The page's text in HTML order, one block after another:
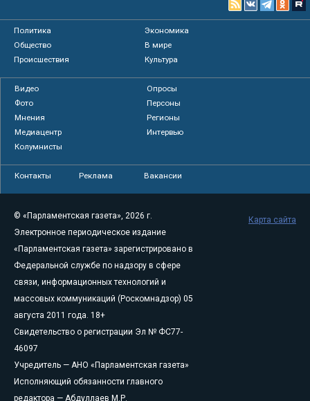
Политика
Экономика
Общество
В мире
Происшествия
Культура
Видео
Опросы
Фото
Персоны
Мнения
Регионы
Медиацентр
Интервью
Колумнисты
Контакты Реклама Вакансии
© «Парламентская газета», 2026 г.
Электронное периодическое издание
«Парламентская газета» зарегистрировано в
Федеральной службе по надзору в сфере
связи, информационных технологий и
массовых коммуникаций (Роскомнадзор) 05
августа 2011 года. 18+
Свидетельство о регистрации Эл № ФС77-
46097
Учредитель — АНО «Парламентская газета»
Исполняющий обязанности главного
редактора — Абдуллаев М.Р.
Карта сайта